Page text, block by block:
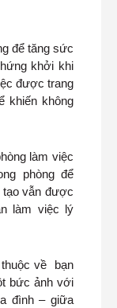
để tăng sức
khởi khi
được trang
khiến không
làm việc
phòng để
tạo vẫn được
làm việc lý
thuộc về bạn
bức ảnh với
đình – giữa